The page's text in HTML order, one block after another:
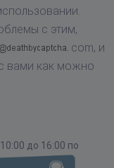
с этим,
com, и
вами как можно
до 16:00 по